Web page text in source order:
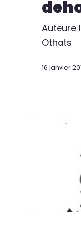
Auteure
Othats
16 janvier